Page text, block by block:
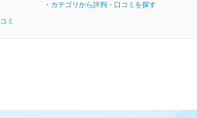
・カテゴリから評判・口コミを探す
ミ